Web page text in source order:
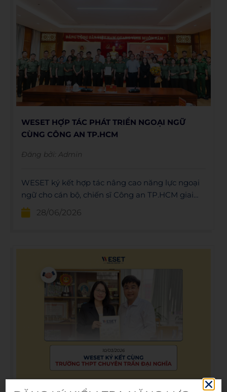
WESET HỢP TÁC PHÁT TRIỂN NGOẠI NGỮ
CÙNG CÔNG AN TP.HCM
Đăng bởi: Admin
WESET ký kết hợp tác nâng cao năng lực ngoại
ngữ cho cán bộ, chiến sĩ Công an TP.HCM giai
đoạn 2026–2028, hướng tới hội nhập quốc tế và
chuyên nghiệp.
28/06/2026